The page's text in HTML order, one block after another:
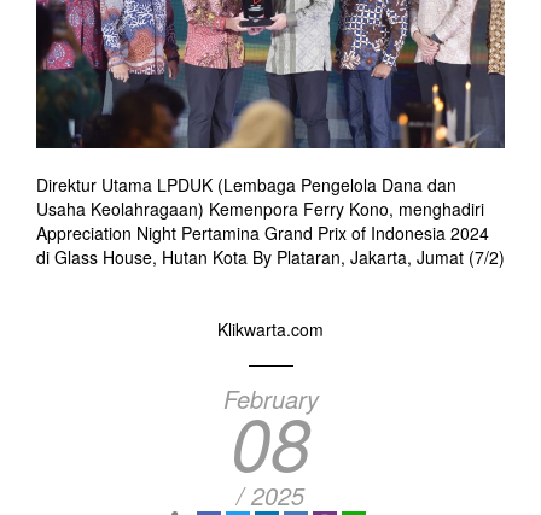
Direktur Utama LPDUK (Lembaga Pengelola Dana dan
Usaha Keolahragaan) Kemenpora Ferry Kono, menghadiri
Appreciation Night Pertamina Grand Prix of Indonesia 2024
di Glass House, Hutan Kota By Plataran, Jakarta, Jumat (7/2)
Klikwarta.com
February
08
/ 2025